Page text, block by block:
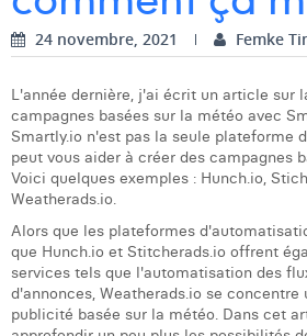
Dhan Claes
Edouard Polet
Elio Civalleri
Eliott Pousset
Floriane Defacqz
Hanne Van Loock
24 novembre, 2021 Femke
L'année dernière, j'ai écrit un article sur
campagnes basées sur la météo avec
Smartly.io n'est pas la seule plateforme
peut vous aider à créer des campagnes
Voici quelques exemples : Hunch.io,
Weatherads.io.
Alors que les plateformes
que Hunch.io et Stitcherads.io offrent
services tels que l'automatisation des
d'annonces, Weatherads.io se concentre
publicité basée sur la météo. Dans cet